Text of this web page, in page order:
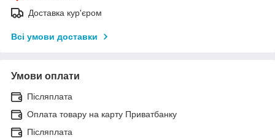
Доставка кур'єром
Всі умови доставки
Умови оплати
Післяплата
Оплата товару на карту Приватбанку
Післяплата